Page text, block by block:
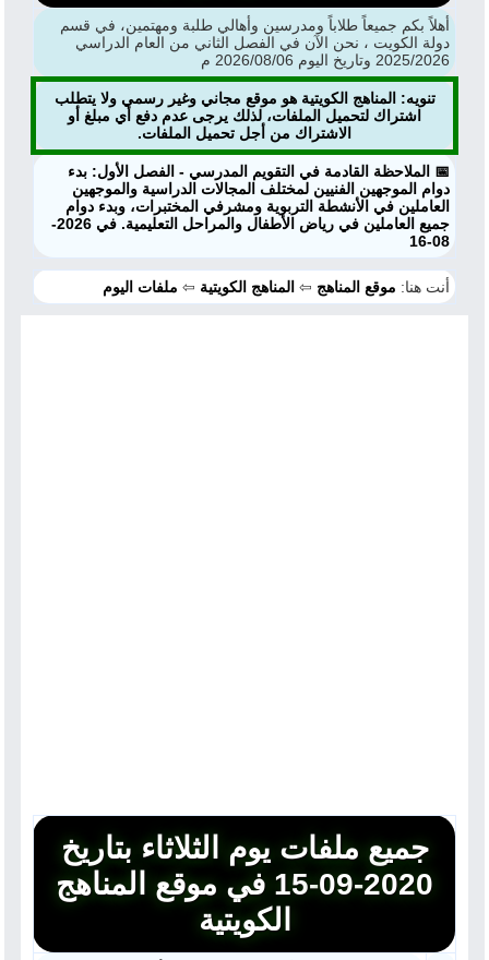
أهلاً بكم جميعاً طلاباً ومدرسين وأهالي طلبة ومهتمين، في قسم
دولة الكويت ، نحن الآن في الفصل الثاني من العام الدراسي
2025/2026 وتاريخ اليوم 2026/08/06 م
تنويه: المناهج الكويتية هو موقع مجاني وغير رسمي ولا يتطلب
اشتراك لتحميل الملفات، لذلك يرجى عدم دفع أي مبلغ أو
الاشتراك من أجل تحميل الملفات.
📅 الملاحظة القادمة في التقويم المدرسي - الفصل الأول: بدء
دوام الموجهين الفنيين لمختلف المجالات الدراسية والموجهين
العاملين في الأنشطة التربوية ومشرفي المختبرات، وبدء دوام
جميع العاملين في رياض الأطفال والمراحل التعليمية. في 2026-
08-16
أنت هنا: موقع المناهج ⇦ المناهج الكويتية ⇦ ملفات اليوم
جميع ملفات يوم الثلاثاء بتاريخ
2020-09-15 في موقع المناهج
الكويتية